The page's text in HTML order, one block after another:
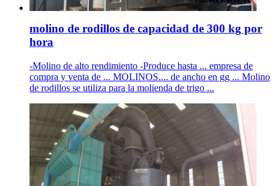
molino de rodillos de capacidad de 300 kg por
hora
-Molino de alto rendimiento -Produce hasta ... empresa de
compra y venta de ... MOLINOS.... de ancho en gg ... Molino
de rodillos se utiliza para la molienda de trigo ...